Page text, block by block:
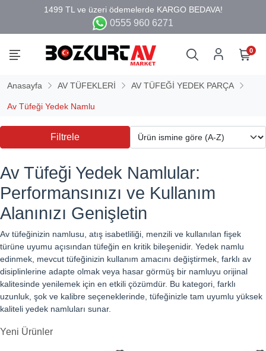
0555 960 6271
0
Anasayfa AV TÜFEKLERİ AV TÜFEĞİ YEDEK PARÇA
Av Tüfeği Yedek Namlu
Filtrele
Av Tüfeği Yedek Namlular:
Performansınızı ve Kullanım
Alanınızı Genişletin
Av tüfeğinizin namlusu, atış isabetliliği, menzili ve kullanılan fişek
türüne uyumu açısından tüfeğin en kritik bileşenidir. Yedek namlu
edinmek, mevcut tüfeğinizin kullanım amacını değiştirmek, farklı av
disiplinlerine adapte olmak veya hasar görmüş bir namluyu orijinal
kalitesinde yenilemek için en etkili çözümdür. Bu kategori, farklı
uzunluk, şok ve kalibre seçeneklerinde, tüfeğinizle tam uyumlu yüksek
kaliteli yedek namluları sunar.
Yeni Ürünler